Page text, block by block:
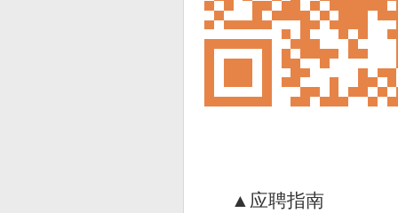
▲应聘指南